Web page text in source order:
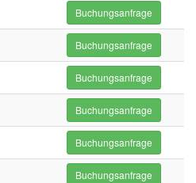
Buchungsanfrage
Buchungsanfrage
Buchungsanfrage
Buchungsanfrage
Buchungsanfrage
Buchungsanfrage